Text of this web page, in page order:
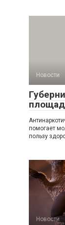
Новости
помогает
пользу
Новости